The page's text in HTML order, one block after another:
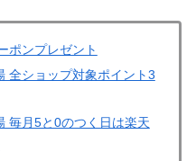
ポンプレゼント
全ショップ対象ポイント3
毎月5と0のつく日は楽天